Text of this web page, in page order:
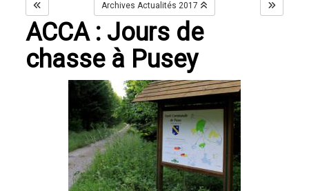
Archives Actualités 2017
ACCA : Jours de
chasse à Pusey